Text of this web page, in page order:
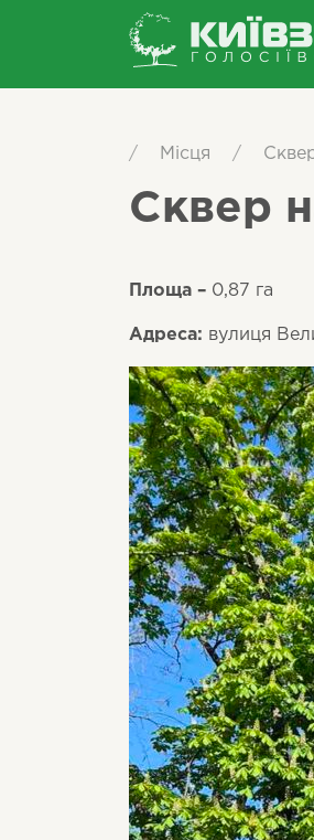
/ Місця /
Сквер
Площа – 0,87 га
Адреса: вулиця